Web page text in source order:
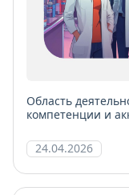
Область
компетенции и
24.04.2026